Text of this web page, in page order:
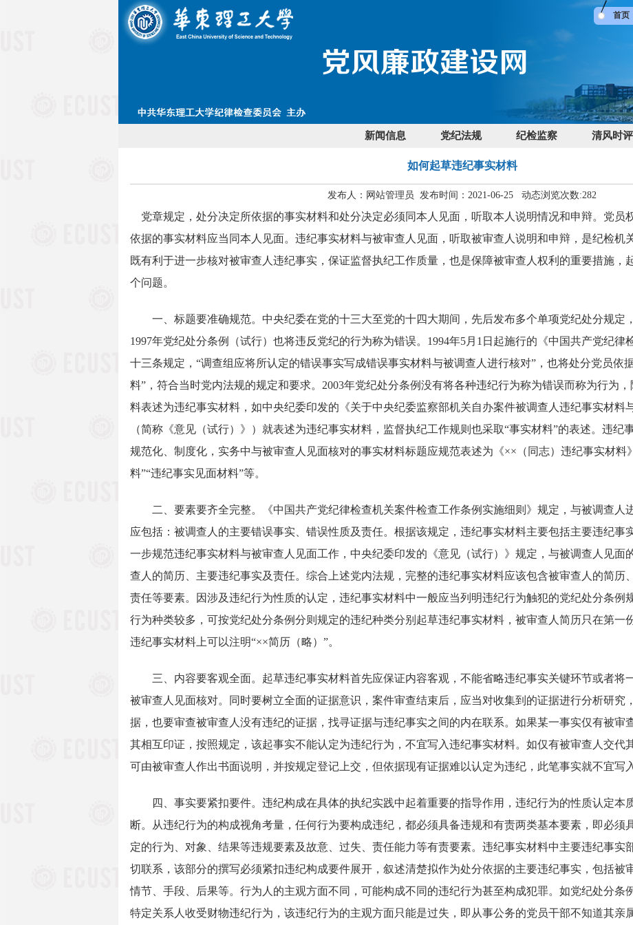
首页
新闻信息 党纪法规 纪检监察 清风时评
如何起草违纪事实材料
发布人：网站管理员 发布时间：2021-06-25 动态浏览次数:282
党章规定，处分决定所依据的事实材料和处分决定必须同本人见面，听取本人说明情况和申辩。党员
依据的事实材料应当同本人见面。违纪事实材料与被审查人见面，听取被审查人说明和申辩，是纪检机
既有利于进一步核对被审查人违纪事实，保证监督执纪工作质量，也是保障被审查人权利的重要措施，
个问题。
一、标题要准确规范。中央纪委在党的十三大至党的十四大期间，先后发布多个单项党纪处分规定
1997年党纪处分条例（试行）也将违反党纪的行为称为错误。1994年5月1日起施行的《中国共产党纪律
十三条规定，“调查组应将所认定的错误事实写成错误事实材料与被调查人进行核对”，也将处分党员依
料”，符合当时党内法规的规定和要求。2003年党纪处分条例没有将各种违纪行为称为错误而称为行为
料表述为违纪事实材料，如中央纪委印发的《关于中央纪委监察部机关自办案件被调查人违纪事实材料
（简称《意见（试行）》）就表述为违纪事实材料，监督执纪工作规则也采取“事实材料”的表述。违纪
规范化、制度化，实务中与被审查人见面核对的事实材料标题应规范表述为《××（同志）违纪事实材料
料”“违纪事实见面材料”等。
二、要素要齐全完整。《中国共产党纪律检查机关案件检查工作条例实施细则》规定，与被调查人
应包括：被调查人的主要错误事实、错误性质及责任。根据该规定，违纪事实材料主要包括主要违纪事
一步规范违纪事实材料与被审查人见面工作，中央纪委印发的《意见（试行）》规定，与被调查人见面
查人的简历、主要违纪事实及责任。综合上述党内法规，完整的违纪事实材料应该包含被审查人的简历
责任等要素。因涉及违纪行为性质的认定，违纪事实材料中一般应当列明违纪行为触犯的党纪处分条例
行为种类较多，可按党纪处分条例分则规定的违纪种类分别起草违纪事实材料，被审查人简历只在第一
违纪事实材料上可以注明“××简历（略）”。
三、内容要客观全面。起草违纪事实材料首先应保证内容客观，不能省略违纪事实关键环节或者将
被审查人见面核对。同时要树立全面的证据意识，案件审查结束后，应当对收集到的证据进行分析研究
据，也要审查被审查人没有违纪的证据，找寻证据与违纪事实之间的内在联系。如果某一事实仅有被审
其相互印证，按照规定，该起事实不能认定为违纪行为，不宜写入违纪事实材料。如仅有被审查人交代
可由被审查人作出书面说明，并按规定登记上交，但依据现有证据难以认定为违纪，此笔事实就不宜写
四、事实要紧扣要件。违纪构成在具体的执纪实践中起着重要的指导作用，违纪行为的性质认定本
断。从违纪行为的构成视角考量，任何行为要构成违纪，都必须具备违规和有责两类基本要素，即必须
定的行为、对象、结果等违规要素及故意、过失、责任能力等有责要素。违纪事实材料中主要违纪事实
切联系，该部分的撰写必须紧扣违纪构成要件展开，叙述清楚拟作为处分依据的主要违纪事实，包括被
情节、手段、后果等。行为人的主观方面不同，可能构成不同的违纪行为甚至构成犯罪。如党纪处分条
特定关系人收受财物违纪行为，该违纪行为的主观方面只能是过失，即从事公务的党员干部不知道其亲